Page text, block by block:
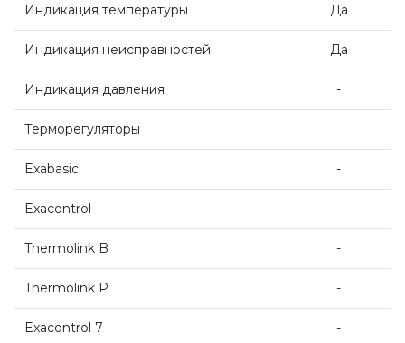
Индикация температуры Да
Индикация неисправностей Да
Индикация давления -
Терморегуляторы
Exabasic -
Exacontrol -
Thermolink B -
Thermolink P -
Exacontrol 7 -